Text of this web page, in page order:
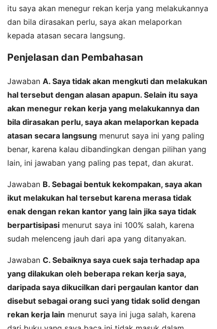
itu saya akan menegur rekan kerja yang melakukannya
dan bila dirasakan perlu, saya akan melaporkan
kepada atasan secara langsung.
Penjelasan dan Pembahasan
Jawaban A. Saya tidak akan mengkuti dan melakukan
hal tersebut dengan alasan apapun. Selain itu saya
akan menegur rekan kerja yang melakukannya dan
bila dirasakan perlu, saya akan melaporkan kepada
atasan secara langsung menurut saya ini yang paling
benar, karena kalau dibandingkan dengan pilihan yang
lain, ini jawaban yang paling pas tepat, dan akurat.
Jawaban B. Sebagai bentuk kekompakan, saya akan
ikut melakukan hal tersebut karena merasa tidak
enak dengan rekan kantor yang lain jika saya tidak
berpartisipasi menurut saya ini 100% salah, karena
sudah melenceng jauh dari apa yang ditanyakan.
Jawaban C. Sebaiknya saya cuek saja terhadap apa
yang dilakukan oleh beberapa rekan kerja saya,
daripada saya dikucilkan dari pergaulan kantor dan
disebut sebagai orang suci yang tidak solid dengan
rekan kerja lain menurut saya ini juga salah, karena